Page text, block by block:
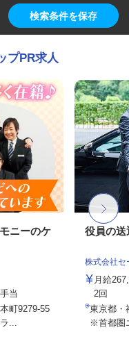
検索条件を保存
プPR求人
ニーのケ
当
町9279-55
...
役員の送
株式会社
月給
2回
東京都
※首都圏